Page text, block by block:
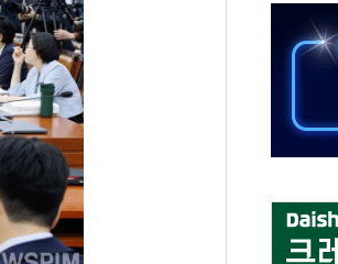
'호우·산사태 주의보' 울진 시간당 30mm 강한 비